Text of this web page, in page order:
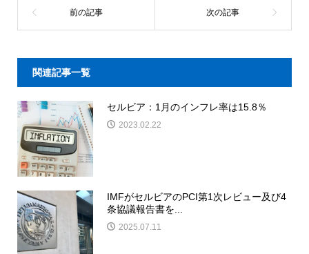
関連記事一覧
セルビア：1月のインフレ率は15.8％
2023.02.22
IMFがセルビアのPCI第1次レビュー及び4
条協議報告書を...
2025.07.11